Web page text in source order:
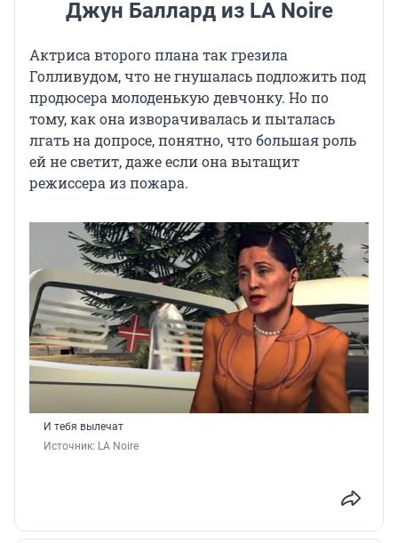
Джун Баллард из LA Noire
Актриса второго плана так грезила
Голливудом, что не гнушалась подложить под
продюсера молоденькую девчонку. Но по
тому, как она изворачивалась и пыталась
лгать на допросе, понятно, что большая роль
ей не светит, даже если она вытащит
режиссера из пожара.
И тебя вылечат
Источник: LA Noire